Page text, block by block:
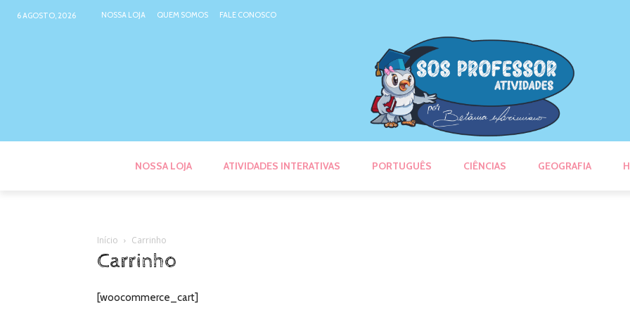
6 AGOSTO, 2026 NOSSA LOJA QUEM SOMOS FALE CONOSCO
NOSSA LOJA ATIVIDADES INTERATIVAS PORTUGUÊS CIÊNCIAS GEOGRAFIA
Início Carrinho
Carrinho
[woocommerce_cart]